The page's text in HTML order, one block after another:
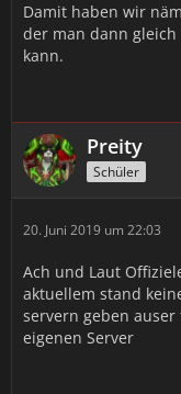
Damit haben wir
der man dann
kann.
Preity
Schüler
20. Juni 2019 um 22:03
Ach und Laut
aktuellem stand
servern geben
eigenen Server